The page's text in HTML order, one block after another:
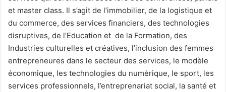
et master class. Il s’agit de l’immobilier, de la logistique et
du commerce, des services financiers, des technologies
disruptives, de l’Education et de la Formation, des
Industries culturelles et créatives, l’inclusion des femmes
entrepreneures dans le secteur des services, le modèle
économique, les technologies du numérique, le sport, les
services professionnels, l’entreprenariat social, la santé et